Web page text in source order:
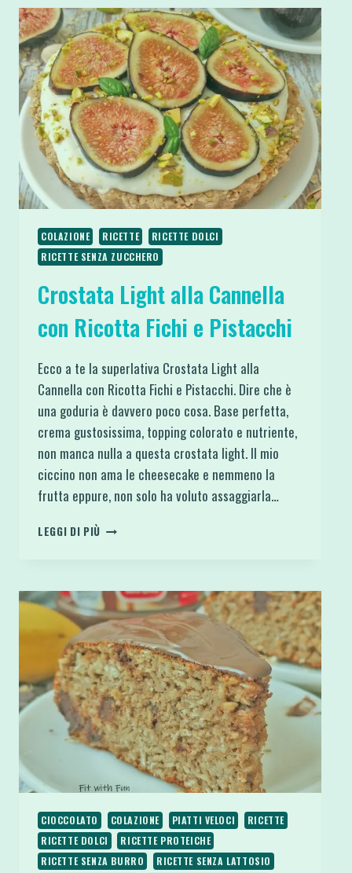
3
INGREDIENTI
SENZA
GLUTINE
E
ZUCCHERO
COLAZIONE RICETTE
RICETTE DOLCI
RICETTE SENZA ZUCCHERO
Crostata Light alla Cannella
con Ricotta Fichi e Pistacchi
Ecco a te la superlativa Crostata Light alla
Cannella con Ricotta Fichi e Pistacchi. Dire che è
una goduria è davvero poco cosa. Base perfetta,
crema gustosissima, topping colorato e nutriente,
non manca nulla a questa crostata light. Il mio
ciccino non ama le cheesecake e nemmeno la
frutta eppure, non solo ha voluto assaggiarla…
LEGGI DI PIÙ CROSTATA
CON
RICOTTA
FICHI
E
PISTACCHI
CIOCCOLATO COLAZIONE PIATTI VELOCI
RICETTE
RICETTE DOLCI
RICETTE PROTEICHE
RICETTE SENZA BURRO
RICETTE SENZA LATTOSIO